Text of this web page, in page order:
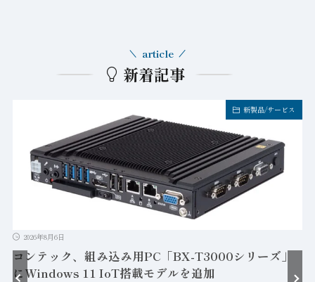
新着記事
article
新製品/サービス
2026年8月6日
コンテック、組み込み用PC「BX-T3000シリーズ」
にWindows 11 IoT搭載モデルを追加